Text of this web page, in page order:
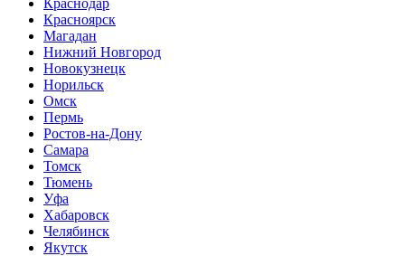
Краснодар
Красноярск
Магадан
Нижний Новгород
Новокузнецк
Норильск
Омск
Пермь
Ростов-на-Дону
Самара
Томск
Тюмень
Уфа
Хабаровск
Челябинск
Якутск